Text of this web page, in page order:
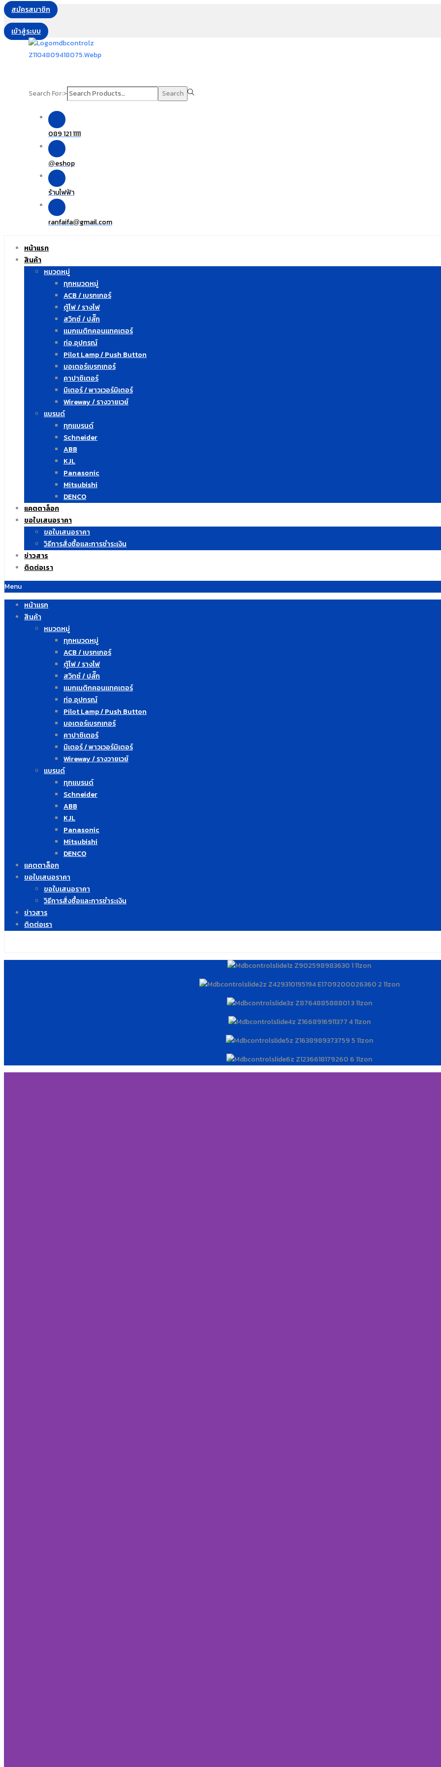
สมัครสมาชิก
เข้าสู่ระบบ
Search For:> Search
089 121 1111
@eshop
ร้านไฟฟ้า
ranfaifa@gmail.com
หน้าแรก
สินค้า
หมวดหมู่
ทุกหมวดหมู่
ACB / เบรกเกอร์
ตู้ไฟ / รางไฟ
สวิทซ์ / ปลั๊ก
แมกเนติกคอนแทคเตอร์
ท่อ,อุปกรณ์
Pilot Lamp / Push Button
มอเตอร์เบรกเกอร์
คาปาซิเตอร์
มิเตอร์ / พาวเวอร์มิเตอร์
Wireway / รางวายเวย์
แบรนด์
ทุกแบรนด์
Schneider
ABB
KJL
Panasonic
Mitsubishi
DENCO
แคตตาล็อก
ขอใบเสนอราคา
ขอใบเสนอราคา
วิธีการสั่งซื้อและการชำระเงิน
ข่าวสาร
ติดต่อเรา
Menu
หน้าแรก
สินค้า
หมวดหมู่
ทุกหมวดหมู่
ACB / เบรกเกอร์
ตู้ไฟ / รางไฟ
สวิทซ์ / ปลั๊ก
แมกเนติกคอนแทคเตอร์
ท่อ,อุปกรณ์
Pilot Lamp / Push Button
มอเตอร์เบรกเกอร์
คาปาซิเตอร์
มิเตอร์ / พาวเวอร์มิเตอร์
Wireway / รางวายเวย์
แบรนด์
ทุกแบรนด์
Schneider
ABB
KJL
Panasonic
Mitsubishi
DENCO
แคตตาล็อก
ขอใบเสนอราคา
ขอใบเสนอราคา
วิธีการสั่งซื้อและการชำระเงิน
ข่าวสาร
ติดต่อเรา